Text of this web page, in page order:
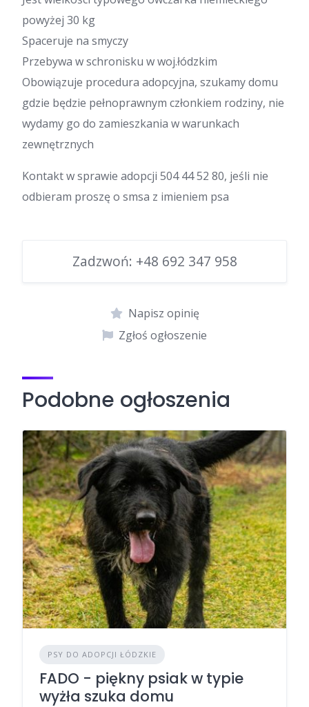
powyżej 30 kg
Spaceruje na smyczy
Przebywa w schronisku w woj.łódzkim
Obowiązuje procedura adopcyjna, szukamy domu
gdzie będzie pełnoprawnym członkiem rodziny, nie
wydamy go do zamieszkania w warunkach
zewnętrznych
Kontakt w sprawie adopcji 504 44 52 80, jeśli nie
odbieram proszę o smsa z imieniem psa
Zadzwoń: +48 692 347 958
Napisz opinię
Zgłoś ogłoszenie
Podobne ogłoszenia
PSY DO ADOPCJI ŁÓDZKIE
FADO - piękny psiak w typie
wyżła szuka domu